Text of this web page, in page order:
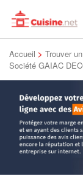
Accueil > Trouver
Société GAIAC